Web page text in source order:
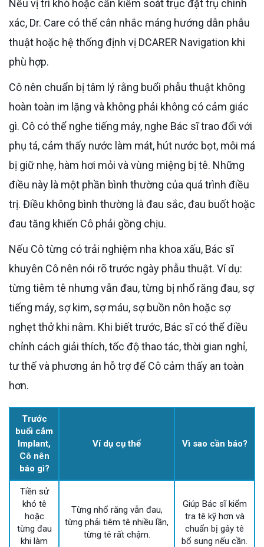
Nếu vị trí khó hoặc cần kiểm soát trục đặt trụ chính
xác, Dr. Care có thể cân nhắc máng hướng dẫn phẫu
thuật hoặc hệ thống định vị DCARER Navigation khi
phù hợp.
Cô nên chuẩn bị tâm lý rằng buổi phẫu thuật không
hoàn toàn im lặng và không phải không có cảm giác
gì. Cô có thể nghe tiếng máy, nghe Bác sĩ trao đổi với
phụ tá, cảm thấy nước làm mát, hút nước bọt, môi má
bị giữ nhẹ, hàm hơi mỏi và vùng miệng bị tê. Những
điều này là một phần bình thường của quá trình điều
trị. Điều không bình thường là đau sắc, đau buốt hoặc
đau tăng khiến Cô phải gồng chịu.
Nếu Cô từng có trải nghiệm nha khoa xấu, Bác sĩ
khuyên Cô nên nói rõ trước ngày phẫu thuật. Ví dụ:
từng tiêm tê nhưng vẫn đau, từng bị nhổ răng đau, sợ
tiếng máy, sợ kim, sợ máu, sợ buồn nôn hoặc sợ
nghẹt thở khi nằm. Khi biết trước, Bác sĩ có thể điều
chỉnh cách giải thích, tốc độ thao tác, thời gian nghỉ,
tư thế và phương án hỗ trợ để Cô cảm thấy an toàn
hơn.
Trước
buổi cắm
Implant,
Cô nên
báo gì?
Ví dụ cụ thể Vì sao cần báo?
Tiền sử
khó tê
hoặc
từng đau
khi làm
Từng nhổ răng vẫn đau,
từng phải tiêm tê nhiều lần,
từng tê rất chậm.
Giúp Bác sĩ kiểm
tra tê kỹ hơn và
chuẩn bị gây tê
bổ sung nếu cần.